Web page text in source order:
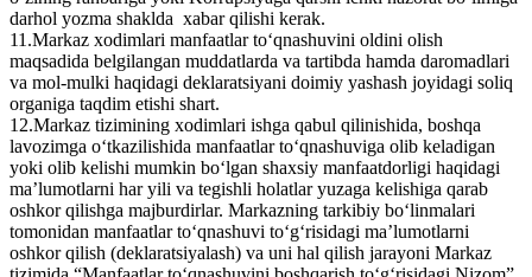
darhol yozma shaklda xabar qilishi kerak.
11.Markaz xodimlari manfaatlar to‘qnashuvini oldini olish
maqsadida belgilangan muddatlarda va tartibda hamda daromadlari
va mol-mulki haqidagi deklaratsiyani doimiy yashash joyidagi soliq
organiga taqdim etishi shart.
12.Markaz tizimining xodimlari ishga qabul qilinishida, boshqa
lavozimga o‘tkazilishida manfaatlar to‘qnashuviga olib keladigan
yoki olib kelishi mumkin bo‘lgan shaxsiy manfaatdorligi haqidagi
ma’lumotlarni har yili va tegishli holatlar yuzaga kelishiga qarab
oshkor qilishga majburdirlar. Markazning tarkibiy bo‘linmalari
tomonidan manfaatlar to‘qnashuvi to‘g‘risidagi ma’lumotlarni
oshkor qilish (deklaratsiyalash) va uni hal qilish jarayoni Markaz